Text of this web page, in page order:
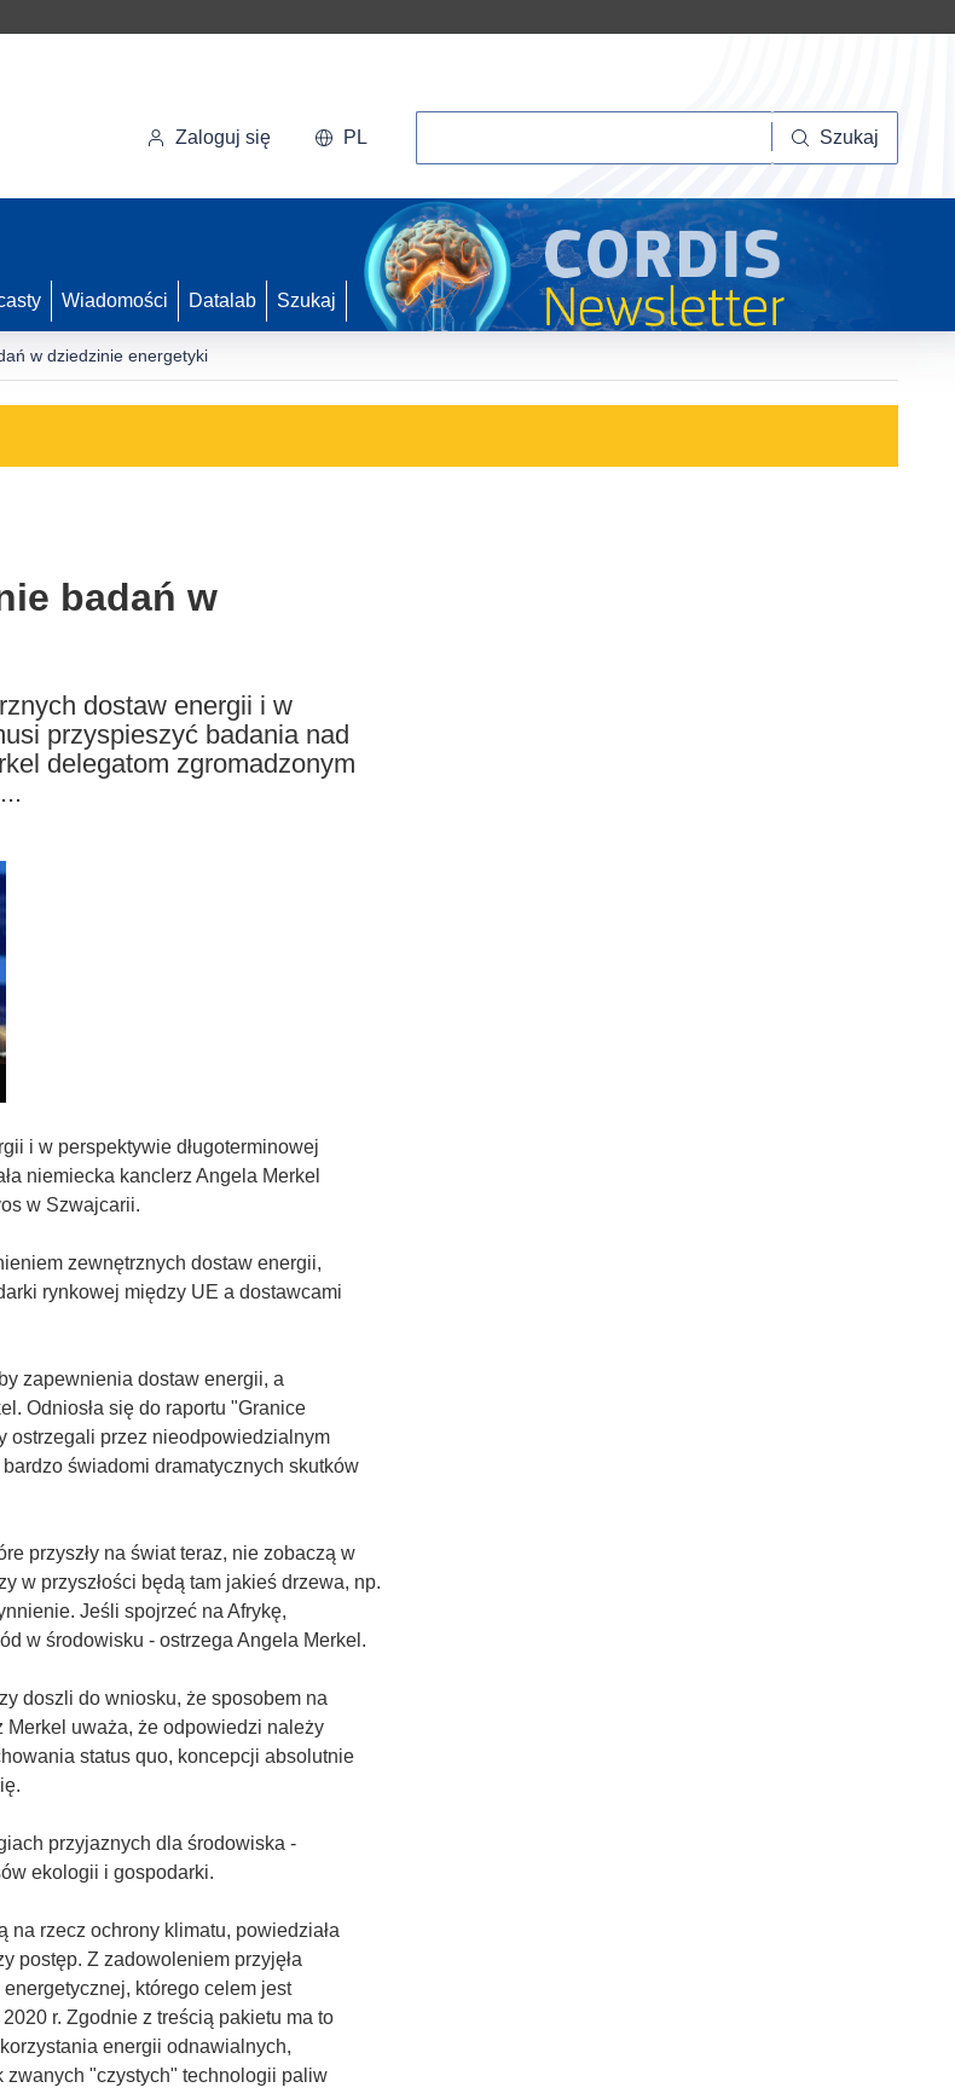
Zaloguj się PL Szukaj
Wiadomości Datalab Szukaj
w dziedzinie energetyki
badań w
dostaw energii i w
przyspieszyć badania nad
delegatom zgromadzonym
i w perspektywie długoterminowej
niemiecka kanclerz Angela Merkel
w Szwajcarii.
zewnętrznych dostaw energii,
rynkowej między UE a dostawcami
zapewnienia dostaw energii, a
Odniosła się do raportu "Granice
ostrzegali przez nieodpowiedzialnym
świadomi dramatycznych skutków
przyszły na świat teraz, nie zobaczą w
w przyszłości będą tam jakieś drzewa, np.
Jeśli spojrzeć na Afrykę,
w środowisku - ostrzega Angela Merkel.
doszli do wniosku, że sposobem na
uważa, że odpowiedzi należy
status quo, koncepcji absolutnie
przyjaznych dla środowiska -
ekologii i gospodarki.
rzecz ochrony klimatu, powiedziała
postęp. Z zadowoleniem przyjęła
którego celem jest
r. Zgodnie z treścią pakietu ma to
energii odnawialnych,
"czystych" technologii paliw